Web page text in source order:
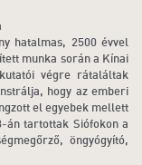
hatalmas, 2500 évvel
munka során a Kínai
végre rátaláltak
hogy az emberi
el egyebek mellett
án tartottak Siófokon a
öngyógyító,